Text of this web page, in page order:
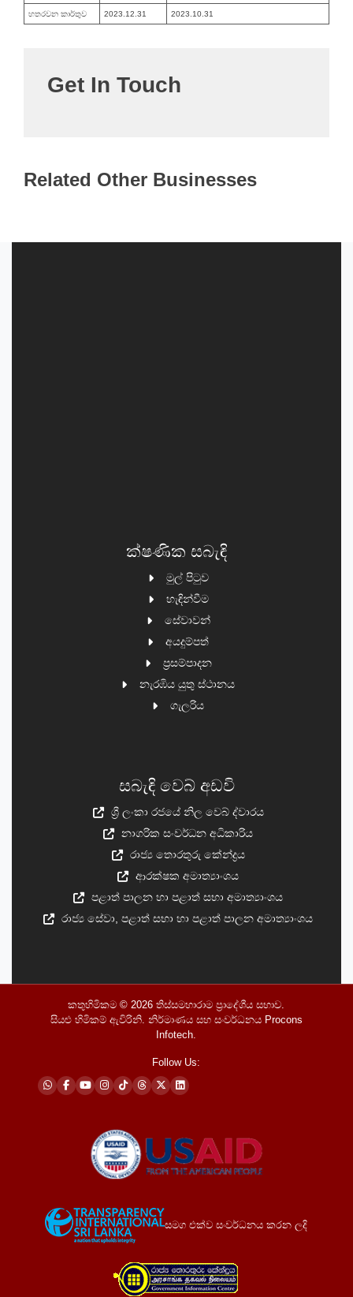
හතරවන කාර්තුව 2023.12.31 2023.10.31
Get In Touch
Related Other Businesses
ක්ෂණික සබැඳි
මුල් පිටුව
හැඳින්වීම
සේවාවන්
අයදුම්පත්
ප්‍රසම්පාදන
නැරඹිය යුතු ස්ථානය
ගැලරිය
සබැඳි වෙබ් අඩවි
ශ්‍රී ලංකා රජයේ නිල වෙබ් ද්වාරය
නාගරික සංවර්ධන අධිකාරිය
රාජ්‍ය තොරතුරු කේන්ද්‍රය
ආරක්ෂක අමාත්‍යාංශය
පළාත් පාලන හා පළාත් සභා අමාත්‍යාංශය
රාජ්‍ය සේවා, පළාත් සභා හා පළාත් පාලන අමාත්‍යාංශය
කතුහිමිකම © 2026තිස්සමහාරාම ප්‍රාදේශීය සභාව
සියළු හිමිකම් ඇවිරිනි. නිර්මාණය සහ සංවර්ධනය Procons
Infotech
Follow Us:
සමග එක්ව සංවර්ධනය කරන ලදි